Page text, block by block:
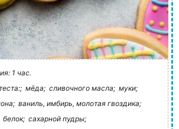
1 час.
мёда; сливочного масла; муки;
ваниль, имбирь, молотая гвоздика;
белок; сахарной пудры;